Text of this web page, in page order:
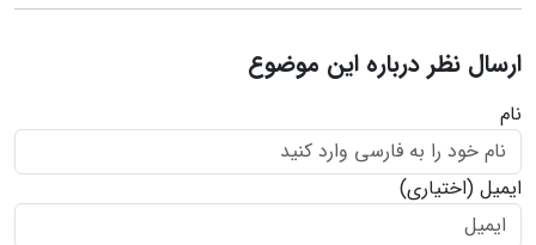
ارسال نظر درباره این موضوع
نام
ایمیل (اختیاری)